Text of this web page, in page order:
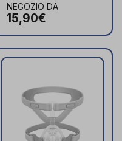
NEGOZIO DA
15,90€